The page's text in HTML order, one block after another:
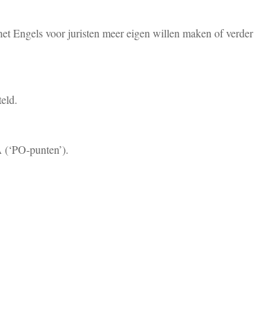
Engels voor juristen meer eigen willen maken of verder
punten’).